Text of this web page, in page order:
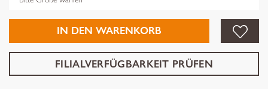
IN DEN WARENKORB
FILIALVERFÜGBARKEIT PRÜFEN